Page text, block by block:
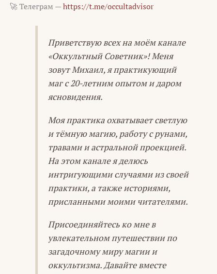
🚀 Телеграм —https://t.me/occultadvisor
Приветствую всех на моём канале
«Оккультный Советник»! Меня
зовут Михаил, я практикующий
маг с 20-летним опытом и даром
ясновидения.
Моя практика охватывает светлую
и тёмную магию, работу с рунами,
травами и астральной проекцией.
На этом канале я делюсь
интригующими случаями из своей
практики, а также историями,
присланными моими читателями.
Присоединяйтесь ко мне в
увлекательном путешествии по
загадочному миру магии и
оккультизма. Давайте вместе